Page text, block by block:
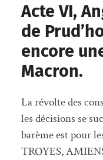
Acte VI,
de
encore
Macron.
La révolte des
les décisions se
barème est pour
TROYES,